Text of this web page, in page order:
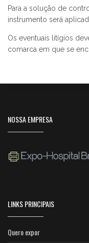
Para a solução de
instrumento será
Os eventuais litígios
comarca em que se
NOSSA EMPRESA
LINKS PRINCIPAIS
Quero expor